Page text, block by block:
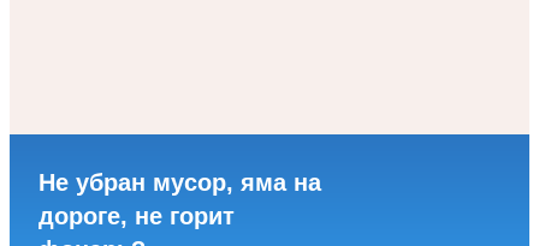
Не убран мусор, яма на
дороге, не горит